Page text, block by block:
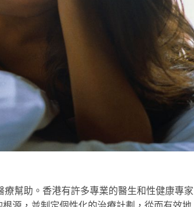
幫助。香港有許多專業的醫生和性健康專家